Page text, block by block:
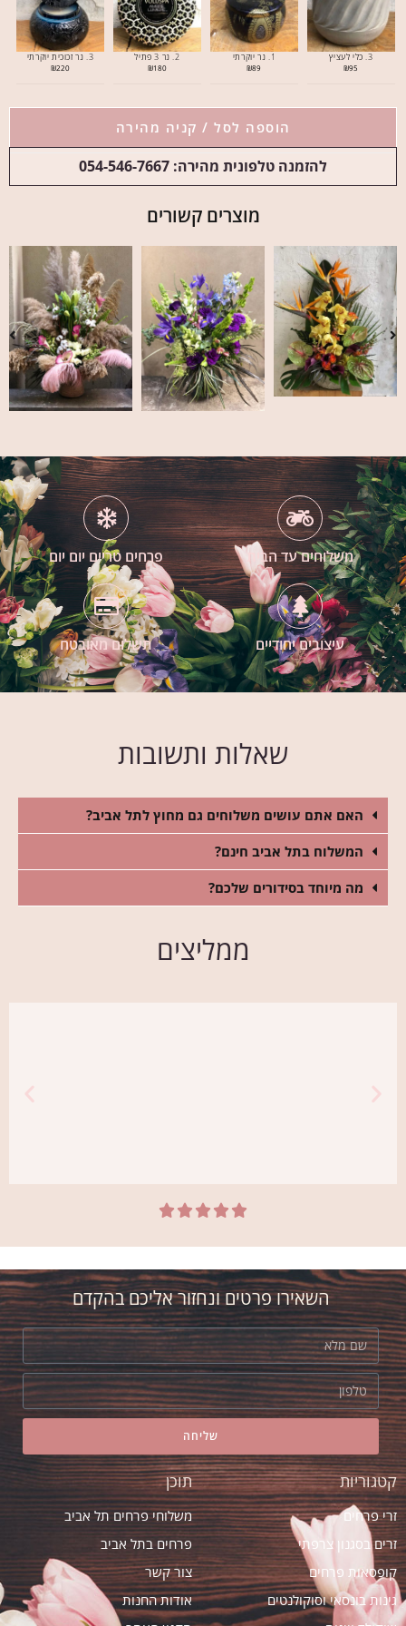
3. כלי לעציץ
₪95
1. נר יוקרתי
₪89
2. נר 3 פתיל
₪180
3. נר זכוכית יוקרתי
₪220
הוספה לסל / קניה מהירה
להזמנה טלפונית מהירה: 054-546-7667
מוצרים קשורים
משלוחים עד הבית פרחים טריים יום יום
עיצובים יחודיים תשלום מאובטח
שאלות ותשובות
האם אתם עושים משלוחים גם מחוץ לתל אביב?
המשלוח בתל אביב חינם?
מה מיוחד בסידורים שלכם?
ממליצים





השאירו פרטים ונחזור אליכם בהקדם
שליחה
קטגוריות
זרי פרחים
זרים בסגנון צרפתי
קופסאות פרחים
גינות בונסאי וסוקולנטים
תוכן
משלוחי פרחים תל אביב
פרחים בתל אביב
צור קשר
אודות החנות